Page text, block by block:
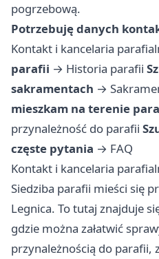
pogrzebową.
Potrzebuję danych
Kontakt i kancelaria
parafii → Historia parafii
sakramentach →
mieszkam na terenie
przynależność do parafii
częste pytania → FAQ
Kontakt i kancelaria
Siedziba parafii mieści się
Legnica. To tutaj znajduje
gdzie można załatwić
przynależnością do parafii,